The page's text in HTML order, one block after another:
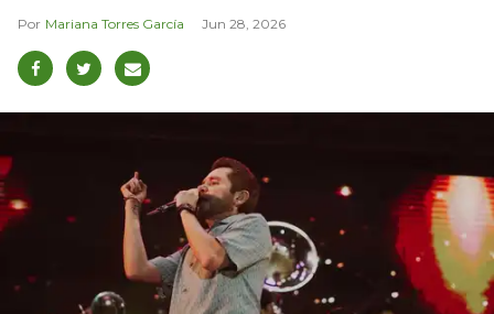
Mariana Torres García Jun 28, 2026